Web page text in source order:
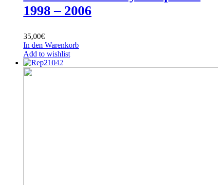
1998 – 2006
35,00€
In den Warenkorb
Add to wishlist